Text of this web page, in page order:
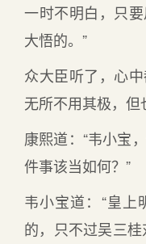
一时不明白，只
大悟的。”
众大臣听了，心
无所不用其极，但
康熙道：“韦小宝
件事该当如何？”
韦小宝道：“皇
的，只不过吴三